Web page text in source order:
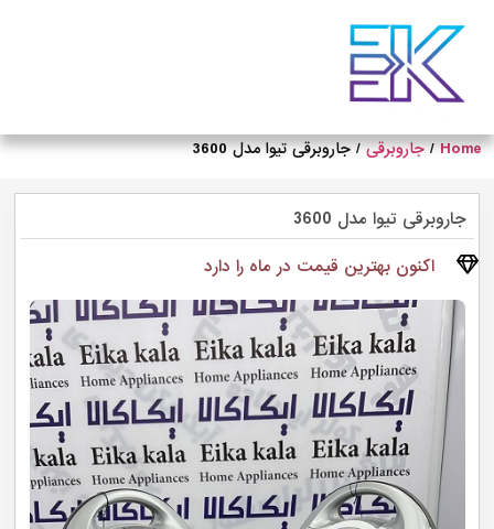
/جاروبرقی/ جاروبرقی تیوا مدل 3600
تیوا مدل 3600
اکنون بهترین قیمت در ماه را دارد